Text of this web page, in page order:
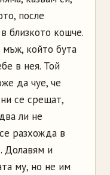
после
близкото кошче.
който бута
в нея. Той
да чуе, че
се срещат,
ли не
разхожда в
Долавям и
му, но не им